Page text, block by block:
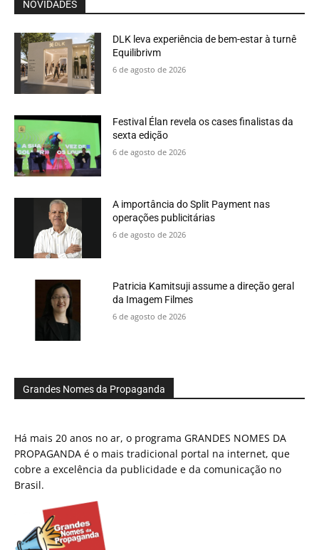
NOVIDADES
DLK leva experiência de bem-estar à turnê
Equilibrivm
6 de agosto de 2026
Festival Élan revela os cases finalistas da
sexta edição
6 de agosto de 2026
A importância do Split Payment nas
operações publicitárias
6 de agosto de 2026
Patricia Kamitsuji assume a direção geral
da Imagem Filmes
6 de agosto de 2026
Grandes Nomes da Propaganda
Há mais 20 anos no ar, o programa GRANDES NOMES DA
PROPAGANDA é o mais tradicional portal na internet, que
cobre a excelência da publicidade e da comunicação no
Brasil.